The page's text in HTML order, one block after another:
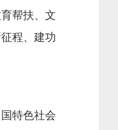
帮扶、文
程、建功
特色社会